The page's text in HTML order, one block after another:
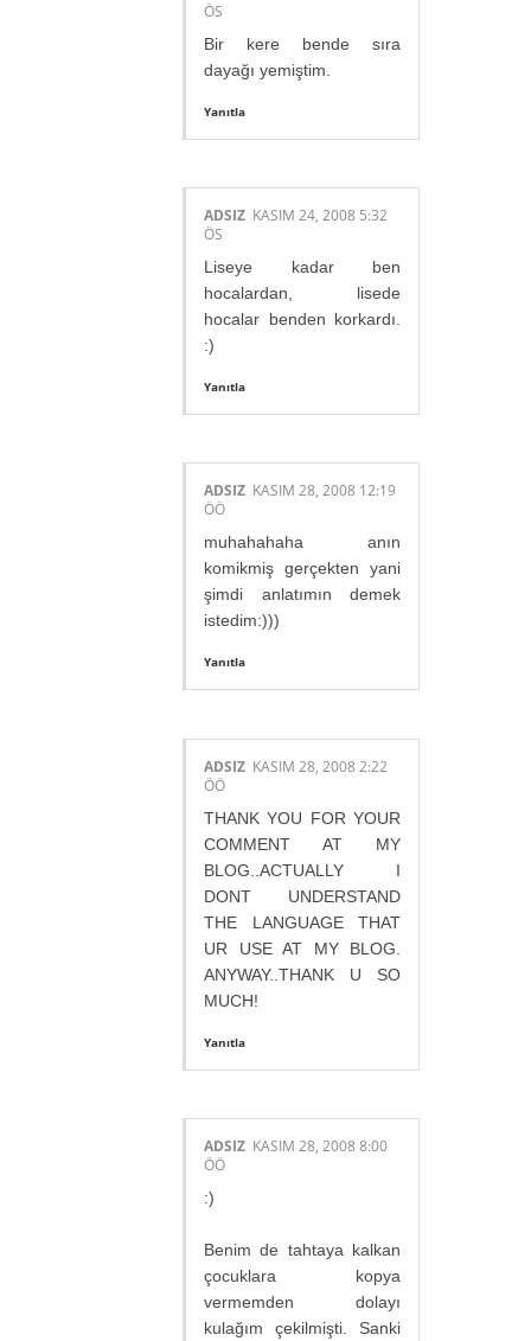
ÖS
Bir kere bende sıra
dayağı yemiştim.
Yanıtla
ADSIZ KASIM 24, 2008 5:32
ÖS
Liseye kadar ben
hocalardan, lisede
hocalar benden korkardı.
:)
Yanıtla
ADSIZ KASIM 28, 2008 12:19
ÖÖ
muhahahaha anın
komikmiş gerçekten yani
şimdi anlatımın demek
istedim:)))
Yanıtla
ADSIZ KASIM 28, 2008 2:22
ÖÖ
THANK YOU FOR YOUR
COMMENT AT MY
BLOG..ACTUALLY I
DONT UNDERSTAND
THE LANGUAGE THAT
UR USE AT MY BLOG.
ANYWAY..THANK U SO
MUCH!
Yanıtla
ADSIZ KASIM 28, 2008 8:00
ÖÖ
:)
Benim de tahtaya kalkan
çocuklara kopya
vermemden dolayı
kulağım çekilmişti. Sanki